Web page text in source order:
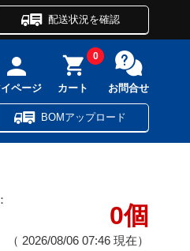
配送状況を確認
ページ カート
0
お問合せ
BOMアップロード
0個
（ 2026/08/06 07:46 現在）